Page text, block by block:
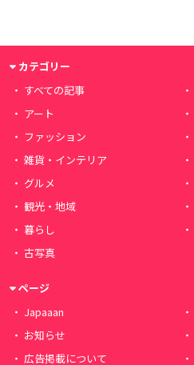
カテゴリー
すべての記事
アート
ファッション
雑貨・インテリア
グルメ
観光・地域
暮らし
古写真
ページ
Japaaan
お知らせ
広告掲載について